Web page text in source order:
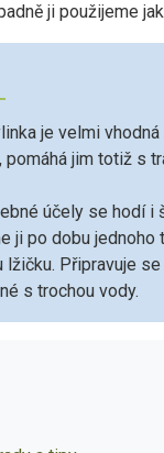
ji použijeme
je velmi
pomáhá jim totiž s
účely se hodí i
ji po dobu
lžičku. Připravuje
s trochou vody.